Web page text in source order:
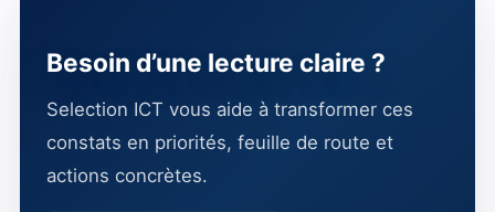
Besoin d’une lecture claire ?
Selection ICT vous aide à transformer ces
constats en priorités, feuille de route et
actions concrètes.